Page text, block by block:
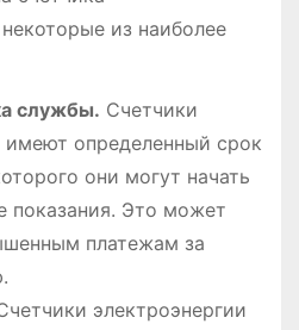
из наиболее
службы. Счетчики
имеют определенный срок
они могут начать
показания. Это может
платежам за
электроэнергии